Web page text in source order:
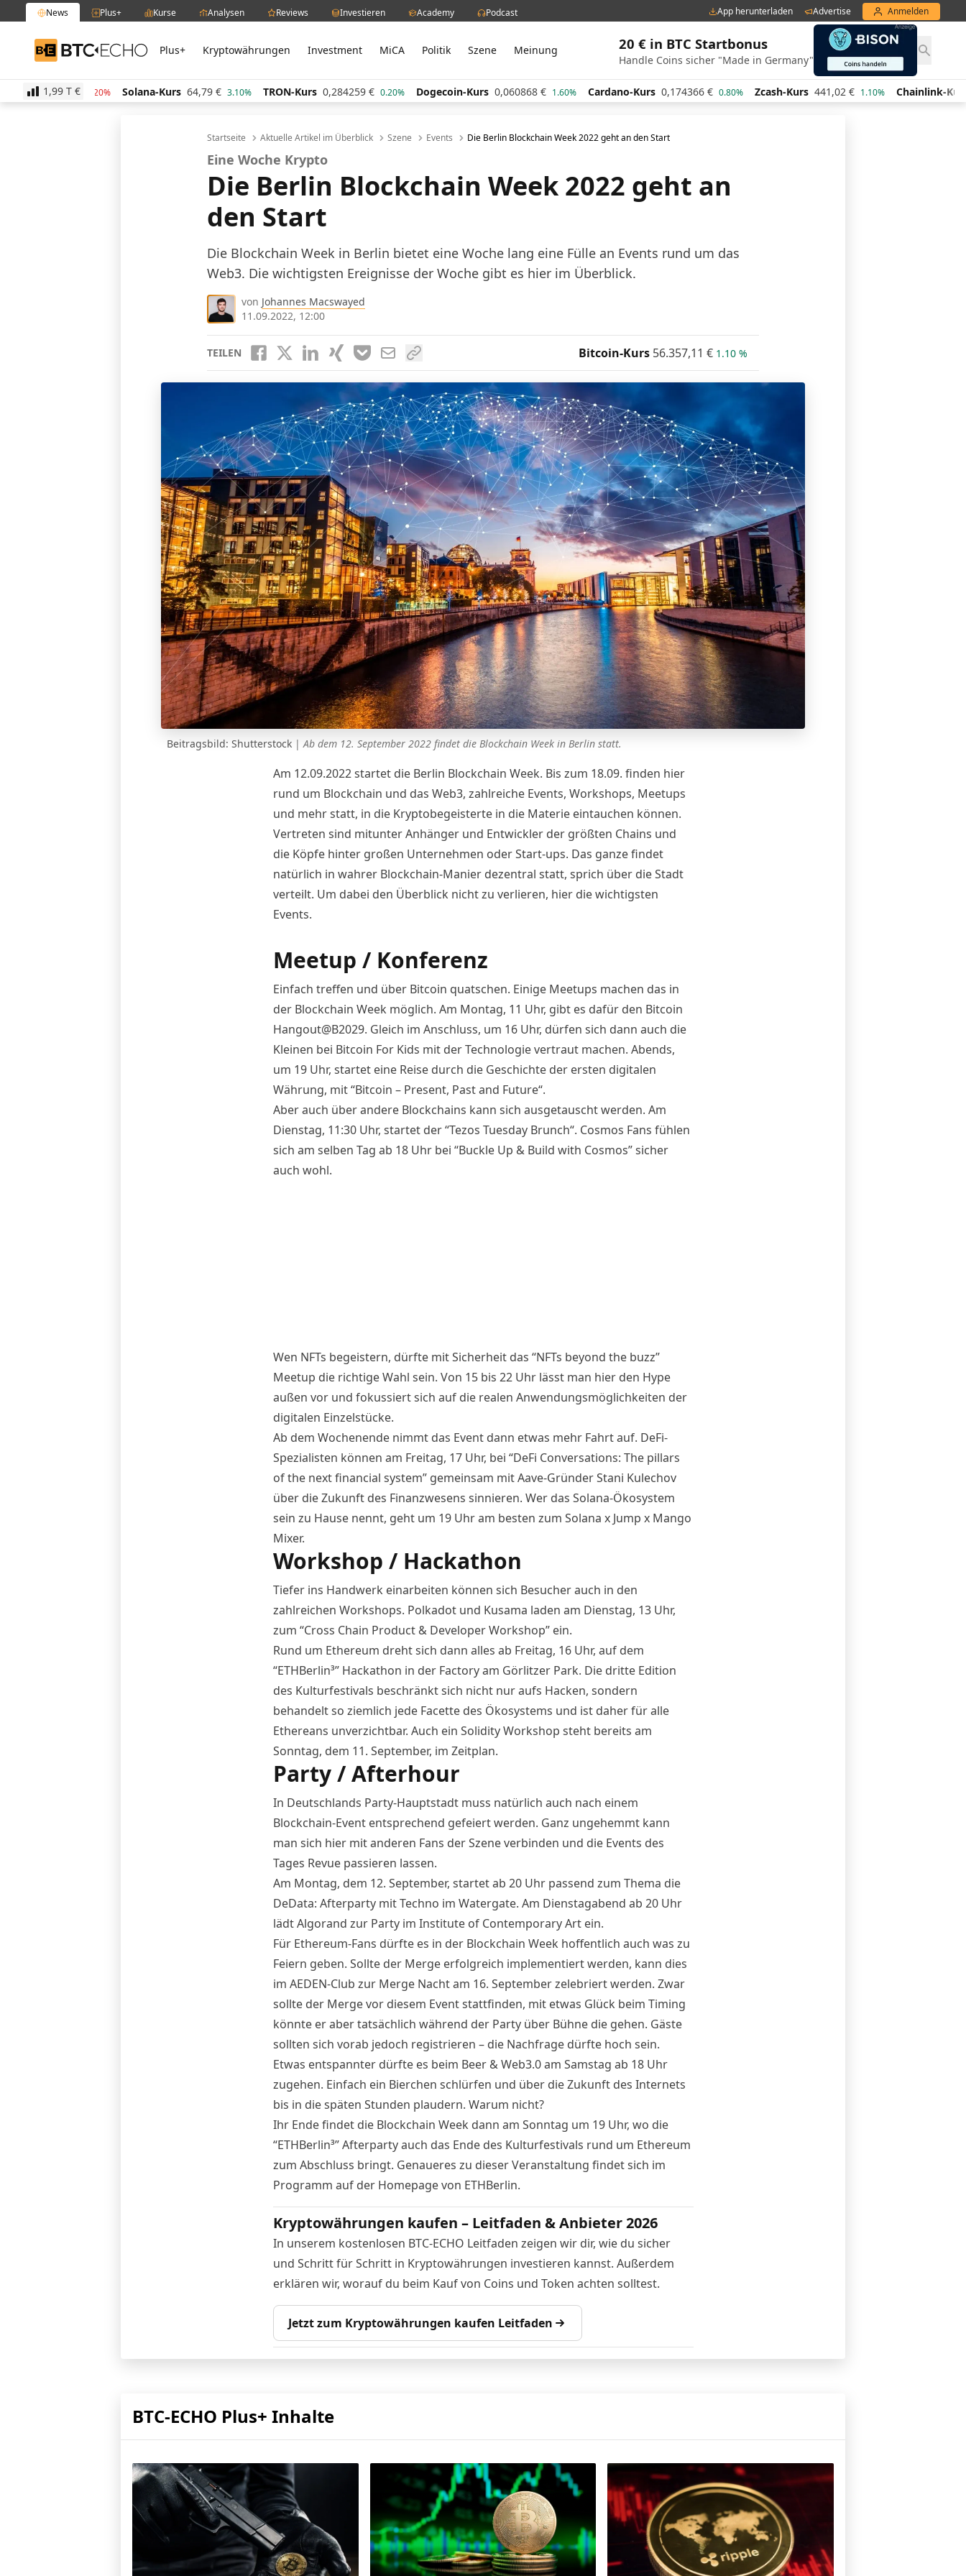
News Plus+ Kurse Analysen Reviews Investieren Academy Podcast App herunterladen Advertise Anmelden
BTC-ECHO Plus+ Kryptowährungen Investment MiCA Politik Szene Meinung 20 € in BTC Startbonus
Handle Coins sicher "Made in Germany"
1,99 T €
47,06 € -2.20% Solana-Kurs 64,79 € 3.10% TRON-Kurs 0,284259 € 0.20% Dogecoin-Kurs 0,060868 € 1.60% Cardano-Kurs 0,174366 € 0.80% Zcash-Kurs 441,02 € 1.10% Chainlink-Kurs
Startseite Aktuelle Artikel im Überblick Szene Events Die Berlin Blockchain Week 2022 geht an den Start
Eine Woche Krypto
Die Berlin Blockchain Week 2022 geht an
den Start
Die Blockchain Week in Berlin bietet eine Woche lang eine Fülle an Events rund um das
Web3. Die wichtigsten Ereignisse der Woche gibt es hier im Überblick.
von Johannes Macswayed
11.09.2022, 12:00
TEILEN Bitcoin-Kurs 56.357,11 € 1.10 %
Beitragsbild: Shutterstock | Ab dem 12. September 2022 findet die Blockchain Week in Berlin statt.
Am 12.09.2022 startet die Berlin Blockchain Week. Bis zum 18.09. finden hier
rund um Blockchain und das Web3, zahlreiche Events, Workshops, Meetups
und mehr statt, in die Kryptobegeisterte in die Materie eintauchen können.
Vertreten sind mitunter Anhänger und Entwickler der größten Chains und
die Köpfe hinter großen Unternehmen oder Start-ups. Das ganze findet
natürlich in wahrer Blockchain-Manier dezentral statt, sprich über die Stadt
verteilt. Um dabei den Überblick nicht zu verlieren, hier die wichtigsten
Events.
Meetup / Konferenz
Einfach treffen und über Bitcoin quatschen. Einige Meetups machen das in
der Blockchain Week möglich. Am Montag, 11 Uhr, gibt es dafür den Bitcoin
Hangout@B2029. Gleich im Anschluss, um 16 Uhr, dürfen sich dann auch die
Kleinen bei Bitcoin For Kids mit der Technologie vertraut machen. Abends,
um 19 Uhr, startet eine Reise durch die Geschichte der ersten digitalen
Währung, mit “Bitcoin – Present, Past and Future“.
Aber auch über andere Blockchains kann sich ausgetauscht werden. Am
Dienstag, 11:30 Uhr, startet der “Tezos Tuesday Brunch“. Cosmos Fans fühlen
sich am selben Tag ab 18 Uhr bei “Buckle Up & Build with Cosmos” sicher
auch wohl.
Wen NFTs begeistern, dürfte mit Sicherheit das “NFTs beyond the buzz”
Meetup die richtige Wahl sein. Von 15 bis 22 Uhr lässt man hier den Hype
außen vor und fokussiert sich auf die realen Anwendungsmöglichkeiten der
digitalen Einzelstücke.
Ab dem Wochenende nimmt das Event dann etwas mehr Fahrt auf. DeFi-
Spezialisten können am Freitag, 17 Uhr, bei “DeFi Conversations: The pillars
of the next financial system” gemeinsam mit Aave-Gründer Stani Kulechov
über die Zukunft des Finanzwesens sinnieren. Wer das Solana-Ökosystem
sein zu Hause nennt, geht um 19 Uhr am besten zum Solana x Jump x Mango
Mixer.
Workshop / Hackathon
Tiefer ins Handwerk einarbeiten können sich Besucher auch in den
zahlreichen Workshops. Polkadot und Kusama laden am Dienstag, 13 Uhr,
zum “Cross Chain Product & Developer Workshop” ein.
Rund um Ethereum dreht sich dann alles ab Freitag, 16 Uhr, auf dem
“ETHBerlin³” Hackathon in der Factory am Görlitzer Park. Die dritte Edition
des Kulturfestivals beschränkt sich nicht nur aufs Hacken, sondern
behandelt so ziemlich jede Facette des Ökosystems und ist daher für alle
Ethereans unverzichtbar. Auch ein Solidity Workshop steht bereits am
Sonntag, dem 11. September, im Zeitplan.
Party / Afterhour
In Deutschlands Party-Hauptstadt muss natürlich auch nach einem
Blockchain-Event entsprechend gefeiert werden. Ganz ungehemmt kann
man sich hier mit anderen Fans der Szene verbinden und die Events des
Tages Revue passieren lassen.
Am Montag, dem 12. September, startet ab 20 Uhr passend zum Thema die
DeData: Afterpartymit Techno im Watergate. Am Dienstagabend ab 20 Uhr
lädt Algorand zur Partyim Institute of Contemporary Art ein.
Für Ethereum-Fans dürfte es in der Blockchain Week hoffentlich auch was zu
Feiern geben. Sollte der Merge erfolgreich implementiert werden, kann dies
im AEDEN-Club zur Merge Nachtam 16. September zelebriert werden. Zwar
sollte der Merge vor diesem Event stattfinden, mit etwas Glück beim Timing
könnte er aber tatsächlich während der Party über Bühne die gehen. Gäste
sollten sich vorab jedoch registrieren – die Nachfrage dürfte hoch sein.
Etwas entspannter dürfte es beim Beer & Web3.0am Samstag ab 18 Uhr
zugehen. Einfach ein Bierchen schlürfen und über die Zukunft des Internets
bis in die späten Stunden plaudern. Warum nicht?
Ihr Ende findet die Blockchain Week dann am Sonntag um 19 Uhr, wo die
“ETHBerlin³” Afterparty auch das Ende des Kulturfestivals rund um Ethereum
zum Abschluss bringt. Genaueres zu dieser Veranstaltung findet sich im
Programm auf der Homepage von ETHBerlin.
Kryptowährungen kaufen – Leitfaden & Anbieter 2026
In unserem kostenlosen BTC-ECHO Leitfaden zeigen wir dir, wie du sicher
und Schritt für Schritt in Kryptowährungen investieren kannst. Außerdem
erklären wir, worauf du beim Kauf von Coins und Token achten solltest.
Jetzt zum Kryptowährungen kaufen Leitfaden
BTC-ECHO Plus+ Inhalte